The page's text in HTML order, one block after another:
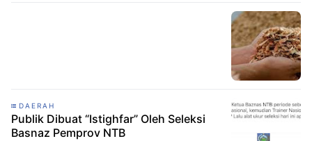
DAERAH
Publik Dibuat “Istighfar” Oleh Seleksi
Basnaz Pemprov NTB